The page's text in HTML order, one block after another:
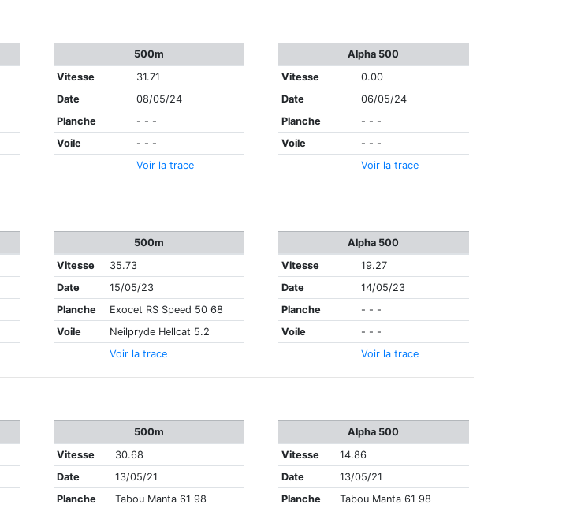
500m
Vitesse
31.71
Date
08/05/24
Planche
- - -
Voile
- - -
Voir la trace
Alpha 500
Vitesse
0.00
Date
06/05/24
Planche
- - -
Voile
- - -
Voir la trace
500m
Vitesse
35.73
Date
15/05/23
Planche
Exocet RS Speed 50 68
Voile
Neilpryde Hellcat 5.2
Voir la trace
Alpha 500
Vitesse
19.27
Date
14/05/23
Planche
- - -
Voile
- - -
Voir la trace
500m
Vitesse
30.68
Date
13/05/21
Planche
Tabou Manta 61 98
Alpha 500
Vitesse
14.86
Date
13/05/21
Planche
Tabou Manta 61 98